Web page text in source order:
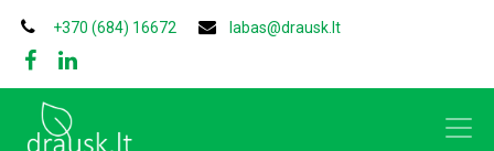
+370 (684) 16672 labas@drausk.lt